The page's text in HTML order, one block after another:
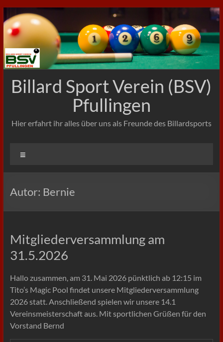
Zum
Inhalt
springen
Billard Sport Verein (BSV)
Pfullingen
Hier erfahrt ihr alles über uns als Freunde des Billardsports
Autor: Bernie
Mitgliederversammlung am
31.5.2026
Hallo zusammen, am 31. Mai 2026 pünktlich ab 12:15 im
Tito’s Magic Pool findet unsere Mitgliederversammlung
2026 statt. Anschließend spielen wir unsere 14.1
Vereinsmeisterschaft aus. Mit sportlichen Grüßen für den
Vorstand Bernd